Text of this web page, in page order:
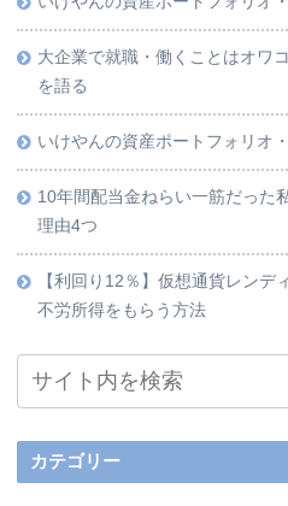
大企業で就職・働くことはオワ
を語る
いけやんの資産ポートフォリオ
10年間配当金ねらい一筋だった
理由4つ
【利回り12％】仮想通貨レン
不労所得をもらう方法
カテゴリー